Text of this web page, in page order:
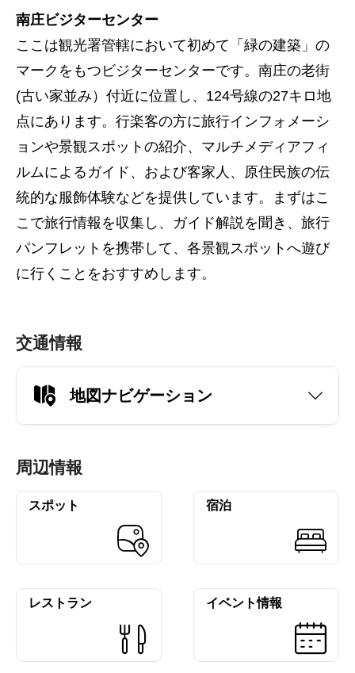
南庄ビジターセンター
ここは観光署管轄において初めて「緑の建築」の
マークをもつビジターセンターです。南庄の老街
(古い家並み）付近に位置し、124号線の27キロ地
点にあります。行楽客の方に旅行インフォメーシ
ョンや景観スポットの紹介、マルチメディアフィ
ルムによるガイド、および客家人、原住民族の伝
統的な服飾体験などを提供しています。まずはこ
こで旅行情報を収集し、ガイド解説を聞き、旅行
パンフレットを携帯して、各景観スポットへ遊び
に行くことをおすすめします。
交通情報
地図ナビゲーション
周辺情報
スポット 宿泊
レストラン イベント情報